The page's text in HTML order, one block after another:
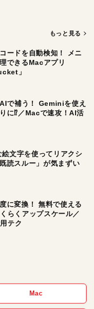
もっと見る
ードを自動検知！ メニ
できるMacアプリ
」
で補う！ Geminiを使え
に⁉︎／Macで速攻！AI活
絵文字を使ってリアクシ
読スルー」が気まずい
に変換！ 無料で使える
らくアップスケール／
テク
Mac